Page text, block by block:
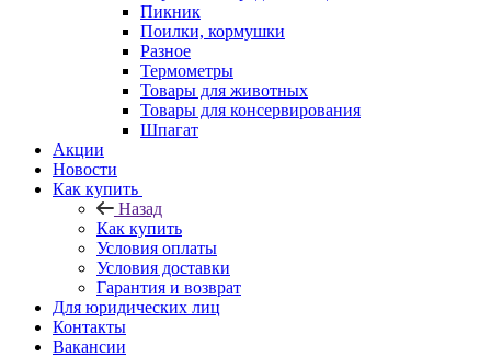
Пикник
Поилки, кормушки
Разное
Термометры
Товары для животных
Товары для консервирования
Шпагат
Акции
Новости
Как купить
Назад
Как купить
Условия оплаты
Условия доставки
Гарантия и возврат
Для юридических лиц
Контакты
Вакансии